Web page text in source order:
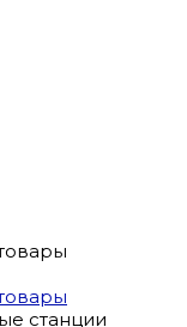
станции